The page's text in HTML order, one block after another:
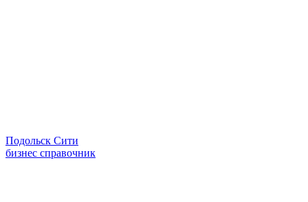
Подольск Сити
бизнес справочник